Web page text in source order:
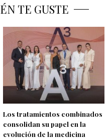
TE GUSTE
Los tratamientos combinados
consolidan su papel en la
evolución de la medicina